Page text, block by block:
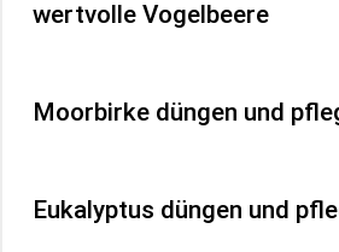
wertvolle Vogelbeere
Moorbirke düngen und
Eukalyptus düngen und